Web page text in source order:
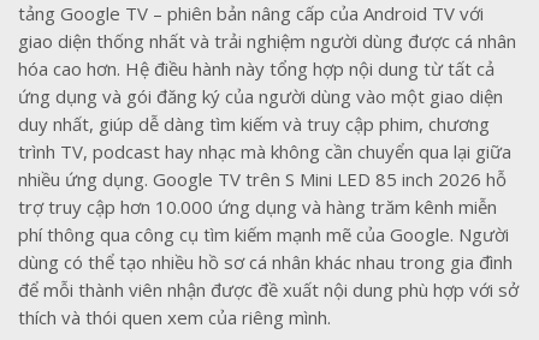
tảng Google TV – phiên bản nâng cấp của Android TV với
giao diện thống nhất và trải nghiệm người dùng được cá nhân
hóa cao hơn. Hệ điều hành này tổng hợp nội dung từ tất cả
ứng dụng và gói đăng ký của người dùng vào một giao diện
duy nhất, giúp dễ dàng tìm kiếm và truy cập phim, chương
trình TV, podcast hay nhạc mà không cần chuyển qua lại giữa
nhiều ứng dụng. Google TV trên S Mini LED 85 inch 2026 hỗ
trợ truy cập hơn 10.000 ứng dụng và hàng trăm kênh miễn
phí thông qua công cụ tìm kiếm mạnh mẽ của Google. Người
dùng có thể tạo nhiều hồ sơ cá nhân khác nhau trong gia đình
để mỗi thành viên nhận được đề xuất nội dung phù hợp với sở
thích và thói quen xem của riêng mình.